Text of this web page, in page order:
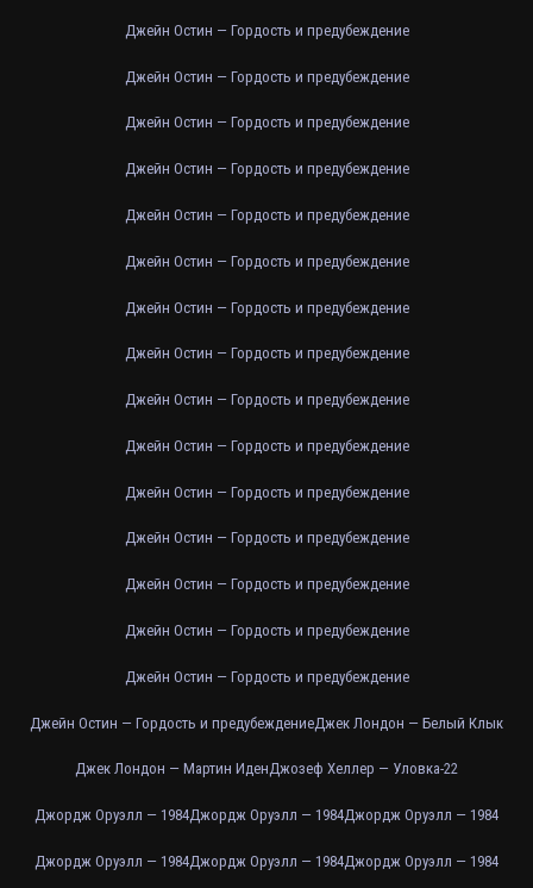
Джейн Остин — Гордость и предубеждение
Джейн Остин — Гордость и предубеждение
Джейн Остин — Гордость и предубеждение
Джейн Остин — Гордость и предубеждение
Джейн Остин — Гордость и предубеждение
Джейн Остин — Гордость и предубеждение
Джейн Остин — Гордость и предубеждение
Джейн Остин — Гордость и предубеждение
Джейн Остин — Гордость и предубеждение
Джейн Остин — Гордость и предубеждение
Джейн Остин — Гордость и предубеждение
Джейн Остин — Гордость и предубеждение
Джейн Остин — Гордость и предубеждение
Джейн Остин — Гордость и предубеждение
Джейн Остин — Гордость и предубеждение
Джейн Остин — Гордость и предубеждениеДжек Лондон — Белый Клык
Джек Лондон — Мартин ИденДжозеф Хеллер — Уловка-22
Джордж Оруэлл — 1984Джордж Оруэлл — 1984Джордж Оруэлл — 1984
Джордж Оруэлл — 1984Джордж Оруэлл — 1984Джордж Оруэлл — 1984